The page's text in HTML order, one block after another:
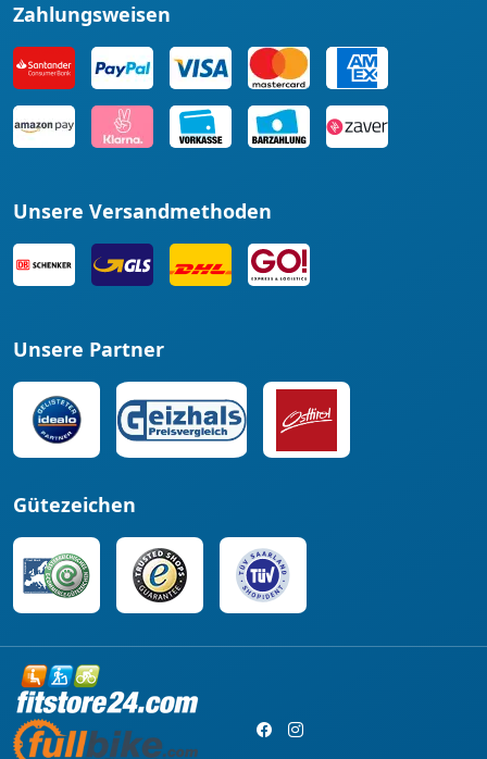
Zahlungsweisen
Unsere Versandmethoden
Unsere Partner
Gütezeichen